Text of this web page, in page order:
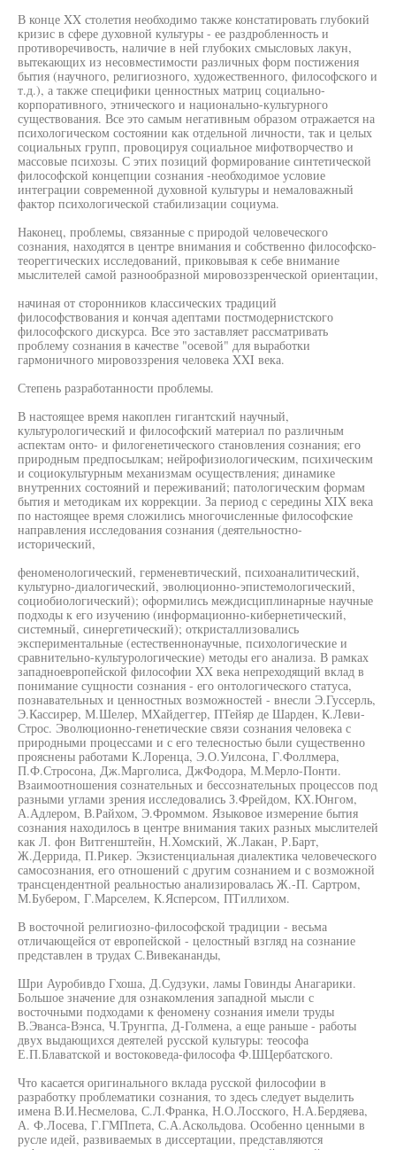
В конце XX столетия необходимо также констатировать глубокий
кризис в сфере духовной культуры - ее раздробленность и
противоречивость, наличие в ней глубоких смысловых лакун,
вытекающих из несовместимости различных форм постижения
бытия (научного, религиозного, художественного, философского и
т.д.), а также специфики ценностных матриц социально-
корпоративного, этнического и национально-культурного
существования. Все это самым негативным образом отражается на
психологическом состоянии как отдельной личности, так и целых
социальных групп, провоцируя социальное мифотворчество и
массовые психозы. С этих позиций формирование синтетической
философской концепции сознания -необходимое условие
интеграции современной духовной культуры и немаловажный
фактор психологической стабилизации социума.
Наконец, проблемы, связанные с природой человеческого
сознания, находятся в центре внимания и собственно философско-
теореггических исследований, приковывая к себе внимание
мыслителей самой разнообразной мировоззренческой ориентации,
начиная от сторонников классических традиций
философствования и кончая адептами постмодернистского
философского дискурса. Все это заставляет рассматривать
проблему сознания в качестве "осевой" для выработки
гармоничного мировоззрения человека XXI века.
Степень разработанности проблемы.
В настоящее время накоплен гигантский научный,
культурологический и философский материал по различным
аспектам онто- и филогенетического становления сознания; его
природным предпосылкам; нейрофизиологическим, психическим
и социокультурным механизмам осуществления; динамике
внутренних состояний и переживаний; патологическим формам
бытия и методикам их коррекции. За период с середины XIX века
по настоящее время сложились многочисленные философские
направления исследования сознания (деятельностно-
исторический,
феноменологический, герменевтический, психоаналитический,
культурно-диалогический, эволюционно-эпистемологический,
социобиологический); оформились междисциплинарные научные
подходы к его изучению (информационно-кибернетический,
системный, синергетический); откристаллизовались
экспериментальные (естественнонаучные, психологические и
сравнительно-культурологические) методы его анализа. В рамках
западноевропейской философии XX века непреходящий вклад в
понимание сущности сознания - его онтологического статуса,
познавательных и ценностных возможностей - внесли Э.Гуссерль,
Э.Кассирер, М.Шелер, МХайдеггер, ПТейяр де Шарден, К.Леви-
Строс. Эволюционно-генетические связи сознания человека с
природными процессами и с его телесностью были существенно
прояснены работами К.Лоренца, Э.О.Уилсона, Г.Фоллмера,
П.Ф.Стросона, Дж.Марголиса, ДжФодора, М.Мерло-Понти.
Взаимоотношения сознательных и бессознательных процессов под
разными углами зрения исследовались З.Фрейдом, КХ.Юнгом,
А.Адлером, В.Райхом, Э.Фроммом. Языковое измерение бытия
сознания находилось в центре внимания таких разных мыслителей
как Л. фон Витгенштейн, Н.Хомский, Ж.Лакан, Р.Барт,
Ж.Деррида, П.Рикер. Экзистенциальная диалектика человеческого
самосознания, его отношений с другим сознанием и с возможной
трансцендентной реальностью анализировалась Ж.-П. Сартром,
М.Бубером, Г.Марселем, К.Ясперсом, ПТиллихом.
В восточной религиозно-философской традиции - весьма
отличающейся от европейской - целостный взгляд на сознание
представлен в трудах С.Вивекананды,
Шри Ауробивдо Гхоша, Д.Судзуки, ламы Говинды Анагарики.
Большое значение для ознакомления западной мысли с
восточными подходами к феномену сознания имели труды
В.Эванса-Вэнса, Ч.Трунгпа, Д-Голмена, а еще раньше - работы
двух выдающихся деятелей русской культуры: теософа
Е.П.Блаватской и востоковеда-философа Ф.ШЦербатского.
Что касается оригинального вклада русской философии в
разработку проблематики сознания, то здесь следует выделить
имена В.И.Несмелова, С.Л.Франка, Н.О.Лосского, Н.А.Бердяева,
А. Ф.Лосева, Г.ГМПпета, С.А.Аскольдова. Особенно ценными в
русле идей, развиваемых в диссертации, представляются